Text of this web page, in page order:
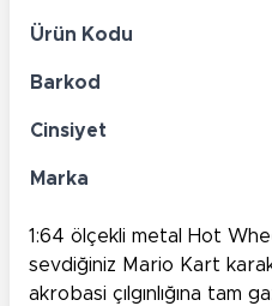
Ürün Kodu
Barkod
Cinsiyet
Marka
1:64 ölçekli metal Hot
sevdiğiniz Mario Kart
akrobasi çılgınlığına tam